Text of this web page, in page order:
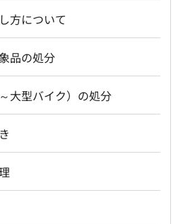
方について
品の処分
大型バイク）の処分